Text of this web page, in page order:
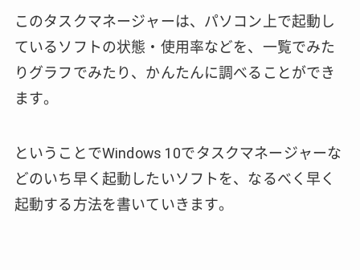
このタスクマネージャーは、パソコン上で起動し
ているソフトの状態・使用率などを、一覧でみた
りグラフでみたり、かんたんに調べることができ
ます。
ということでWindows 10でタスクマネージャーな
どのいち早く起動したいソフトを、なるべく早く
起動する方法を書いていきます。